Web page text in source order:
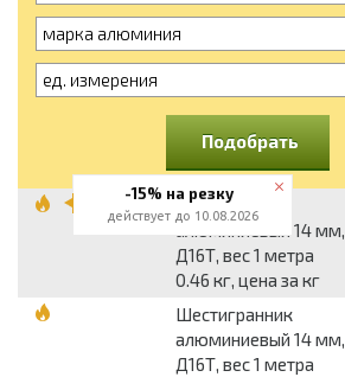
марка алюминия
ед. измерения
Подобрать
Шестигранник
алюминиевый 14 мм,
Д16Т, вес 1 метра
0.46 кг, цена за кг
Шестигранник
алюминиевый 14 мм,
Д16Т, вес 1 метра
-15% на резку
действует до 10.08.2026